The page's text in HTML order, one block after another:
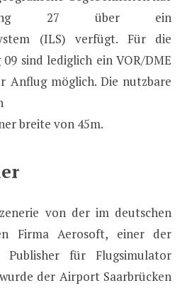
27 über ein
(ILS) verfügt. Für die
sind lediglich ein VOR/DME
Anflug möglich. Die nutzbare
breite von 45m.
von der im deutschen
Firma Aerosoft, einer der
für Flugsimulator
der Airport Saarbrücken